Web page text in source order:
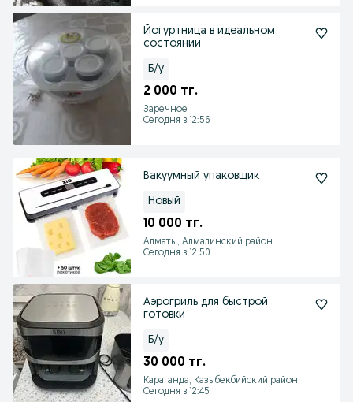
Йогуртница в идеальном
состоянии
Б/у
2 000 тг.
Заречное
Сегодня в 12:56
Вакуумный упаковщик
Новый
10 000 тг.
Алматы, Алмалинский район
Сегодня в 12:50
Аэрогриль для быстрой
готовки
Б/у
30 000 тг.
Караганда, Казыбекбийский район
Сегодня в 12:45